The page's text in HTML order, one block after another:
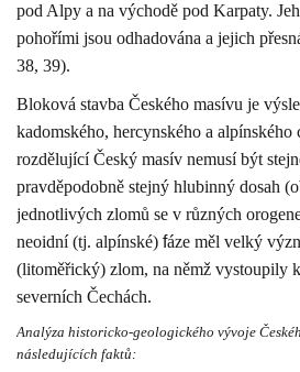
pod Alpy a na východě pod Karpaty.
pohořími jsou odhadována a jejich
38, 39).
Bloková stavba Českého masívu je
kadomského, hercynského a
rozdělující Český masív nemusí být
pravděpodobně stejný hlubinný dosah
jednotlivých zlomů se v různých
neoidní (tj. alpínské) fáze měl velký
(litoměřický) zlom, na němž vystoupily
severních Čechách.
Analýza historicko-geologického vývoje
následujících faktů: